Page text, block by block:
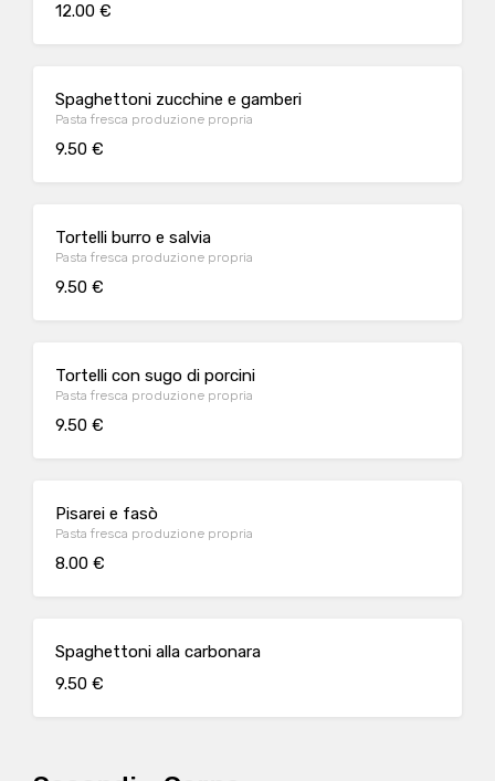
12.00 €
Spaghettoni zucchine e gamberi
Pasta fresca produzione propria
9.50 €
Tortelli burro e salvia
Pasta fresca produzione propria
9.50 €
Tortelli con sugo di porcini
Pasta fresca produzione propria
9.50 €
Pisarei e fasò
Pasta fresca produzione propria
8.00 €
Spaghettoni alla carbonara
9.50 €